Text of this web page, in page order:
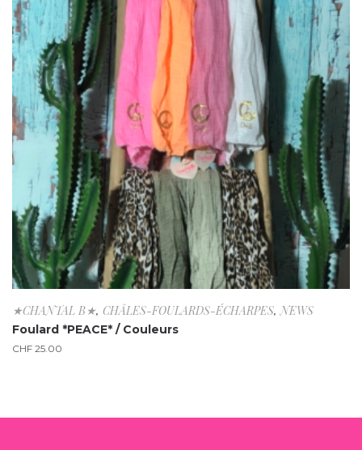
★CHANTAL B★, CHÂLES-FOULARDS-ÉCHARPES,NEWS
Foulard *PEACE* / Couleurs
CHF 25.00